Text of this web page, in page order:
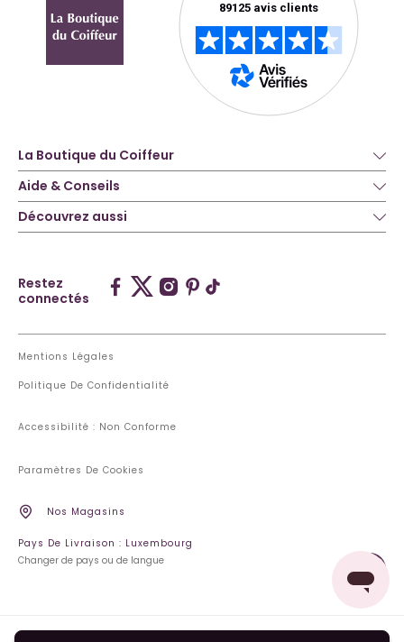
La Boutique du Coiffeur
Aide & Conseils
Découvrez aussi
Restez
connectés
Mentions Légales
Politique De Confidentialité
Accessibilité : Non Conforme
Paramètres De Cookies
Nos Magasins
Pays De Livraison : Luxembourg
Changer de pays ou de langue